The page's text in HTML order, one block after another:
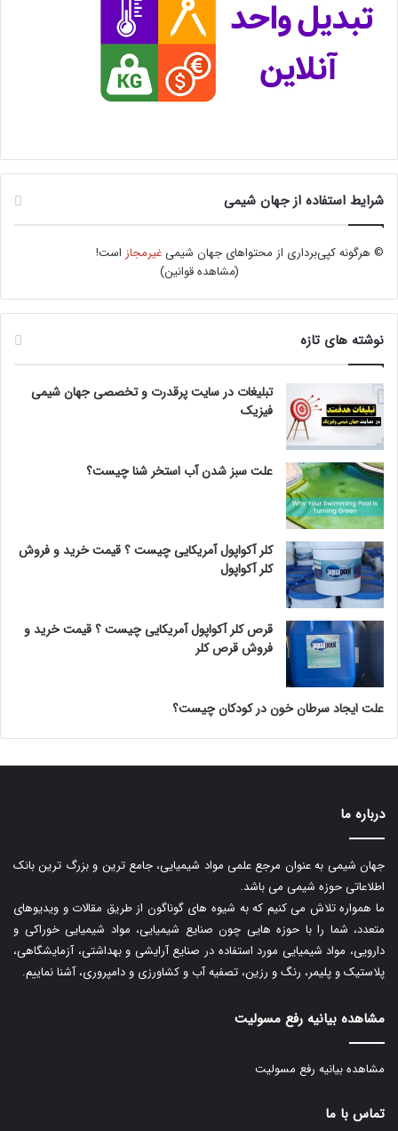
شرایط استفاده از جهان شیمی
© هرگونه کپی‌برداری از محتواهای جهان شیمیغیرمجاز است!
(مشاهده قوانین)
نوشته های تازه
تبلیغات در سایت پرقدرت و تخصصی جهان شیمی
فیزیک
علت سبز شدن آب استخر شنا چیست؟
کلر آکواپول آمریکایی چیست ؟ قیمت خرید و فروش
کلر آکواپول
قرص کلر آکواپول آمریکایی چیست ؟ قیمت خرید و
فروش قرص کلر
علت ایجاد سرطان خون در کودکان چیست؟
درباره ما
جهان شیمی به عنوان مرجع علمی مواد شیمیایی، جامع ترین و بزرگ ترین بانک
اطلاعاتی حوزه شیمی می باشد.
ما همواره تلاش می کنیم که به شیوه های گوناگون از طریق مقالات و ویدیوهای
متعدد، شما را با حوزه هایی چون صنایع شیمیایی، مواد شیمیایی خوراکی و
دارویی، مواد شیمیایی مورد استفاده در صنایع آرایشی و بهداشتی، آزمایشگاهی،
پلاستیک و پلیمر، رنگ و رزین، تصفیه آب و کشاورزی و دامپروری، آشنا نماییم.
مشاهده بیانیه رفع مسولیت
مشاهده بیانیه رفع مسولیت
تماس با ما